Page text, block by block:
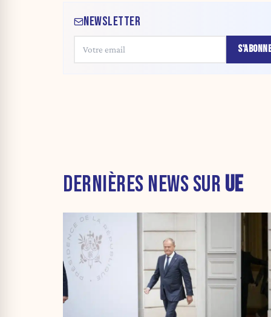
NEWSLETTER
DERNIÈRES NEWS SUR UE